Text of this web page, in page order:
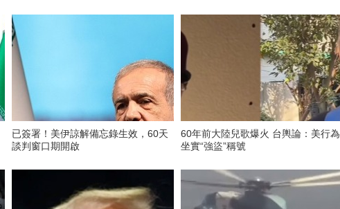
已簽署！美伊諒解備忘錄生效，60天
談判窗口期開啟
60年前大陸兒歌爆火 台輿論：美行為
坐實“強盜”稱號